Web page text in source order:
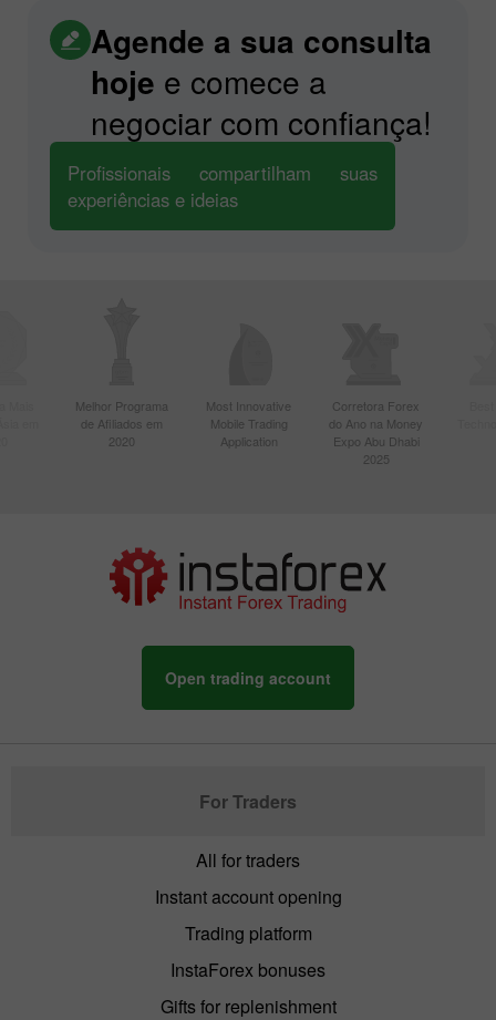
Agende a sua consulta
hoje e comece a
negociar com confiança!
Profissionais compartilham suas
experiências e ideias
Melhor Programa
de Afiliados em
2020
Most Innovative
Mobile Trading
Application
Corretora Forex
do Ano na Money
Expo Abu Dhabi
2025
Open trading account
For Traders
All for traders
Instant account opening
Trading platform
InstaForex bonuses
Gifts for replenishment